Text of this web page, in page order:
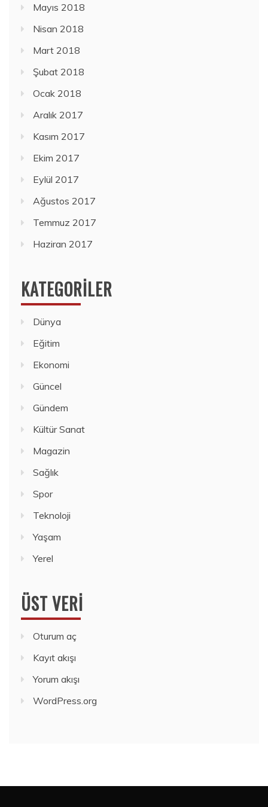
Mayıs 2018
Nisan 2018
Mart 2018
Şubat 2018
Ocak 2018
Aralık 2017
Kasım 2017
Ekim 2017
Eylül 2017
Ağustos 2017
Temmuz 2017
Haziran 2017
KATEGORILER
Dünya
Eğitim
Ekonomi
Güncel
Gündem
Kültür Sanat
Magazin
Sağlık
Spor
Teknoloji
Yaşam
Yerel
ÜST VERI
Oturum aç
Kayıt akışı
Yorum akışı
WordPress.org